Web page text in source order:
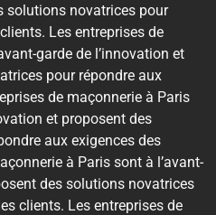
solutions novatrices pour
Les entreprises de
garde de l’innovation et
pour répondre aux
de maçonnerie à Paris
et proposent des
aux exigences des
à Paris sont à l’avant-
des solutions novatrices
clients. Les entreprises de